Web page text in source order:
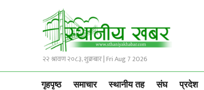
२२ श्रावण २०८३, शुक्रबार | Fri Aug 7 2026
गृहपृष्ठ समाचार स्थानीय तह संघ प्रदेश